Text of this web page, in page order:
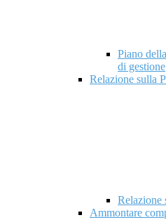
Piano
di gestione
Relazione sulla
Relazione
Ammontare